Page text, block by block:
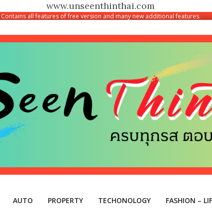
www.unseenthinthai.com
Contains all features of free version and many new additional features.
AUTO PROPERTY TECHONOLOGY FASHION –